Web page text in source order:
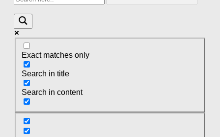
Exact matches only
Search in title
Search in content